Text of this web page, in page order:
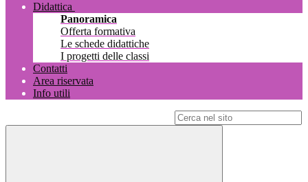
Didattica
Panoramica
Offerta formativa
Le schede didattiche
I progetti delle classi
Contatti
Area riservata
Info utili